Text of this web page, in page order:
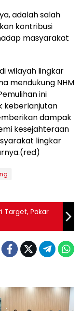
adalah salah
kontribusi
masyarakat
wilayah lingkar
mendukung NHM
ini
keberlanjutan
dampak
kesejahteraan
lingkar
Target, Pakar